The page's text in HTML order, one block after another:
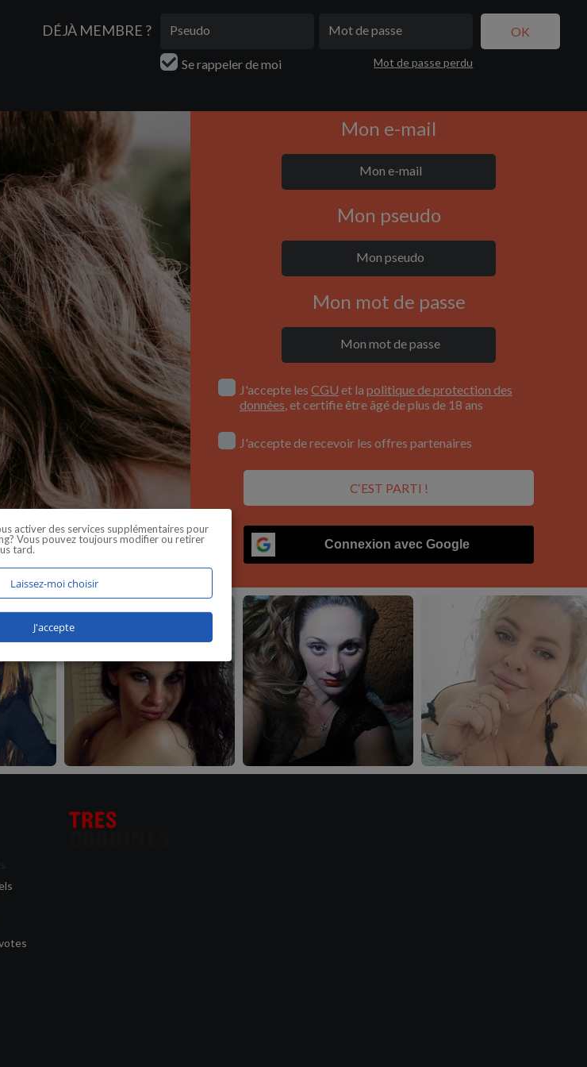
DÉJÀ MEMBRE ?
Se rappeler de moi Mot de passe perdu
Mon e-mail
Mon pseudo
Mon mot de passe
J'accepte les CGU et la politique de protection des
données, et certifie être âgé de plus de 18 ans
J'accepte de recevoir les offres partenaires
C‘EST PARTI !
Connexion avec Google
activer des services supplémentaires pour
? Vous pouvez toujours modifier ou retirer
tard.
Laissez-moi choisir
J'accepte